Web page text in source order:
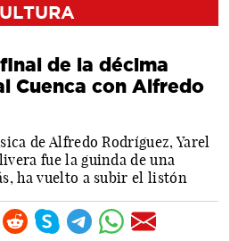
de la décima
Cuenca con Alfredo
de Alfredo Rodríguez, Yarel
fue la guinda de una
ha vuelto a subir el listón